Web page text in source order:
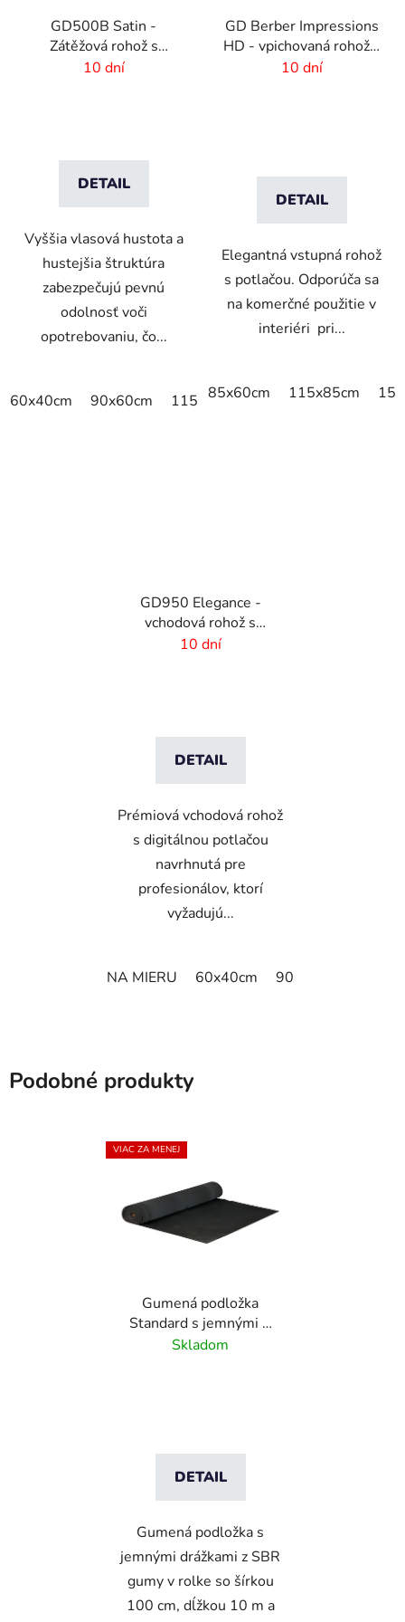
GD500B Satin -
Zátěžová rohož s
digitálnou potlačou a
10 dní
DETAIL
Vyššia vlasová hustota a
hustejšia štruktúra
zabezpečujú pevnú
odolnosť voči
opotrebovaniu, čo...
60x40cm 90x60cm 115x115cm 150x100cm
GD Berber Impressions
HD - vpichovaná rohož s
logom
10 dní
DETAIL
Elegantná vstupná rohož
s potlačou. Odporúča sa
na komerčné použitie v
interiéri pri...
85x60cm 115x85cm
GD950 Elegance -
vchodová rohož s
digitálnou potlačou - 6
10 dní
DETAIL
Prémiová vchodová rohož
s digitálnou potlačou
navrhnutá pre
profesionálov, ktorí
vyžadujú...
NA MIERU 60x40cm 90x60cm
Podobné produkty
VIAC ZA MENEJ
Gumená podložka
Standard s jemnými 3
mm drážkami - 1 m x 10
Skladom
DETAIL
Gumená podložka s
jemnými drážkami z SBR
gumy v rolke so šírkou
100 cm, dĺžkou 10 m a